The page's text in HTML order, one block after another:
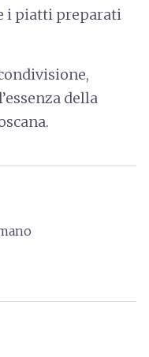
i piatti preparati
della